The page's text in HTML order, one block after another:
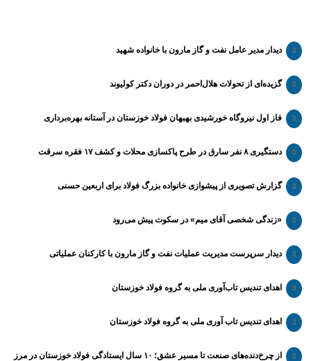
دیدار مدیر عامل نفت و گاز مارون با خانواده شهید
گزیده‌ای از تحولات هلال‌احمر در دوران دکتر کولیوند
فاز اول نیروگاه خورشیدی بهبهان فولاد خوزستان در آستانه بهره‌برداری
دستگیری ۸ نفر سارق در طرح پاکسازی محلات و کشف ۱۷ فقره سرقت
گزارش تصویری از پیشوازی خانواده بزرگ فولاد برای اربعین حسنی
«زندگی شخصی آقای میم» در سکوت پیش می‌رود
دیدار سرپرست مدیریت عملیات نفت و گاز مارون با کارکنان عملیاتی
اهدای تندیس تاب‌آوری ملی به گروه فولاد خوزستان
اهدای تندیس تاب آوری ملی به گروه فولاد خوزستان
از چرخ‌دنده‌های صنعت تا مسیر عشق؛ ۱۰ سال ایستادگی فولاد خوزستان در مرز